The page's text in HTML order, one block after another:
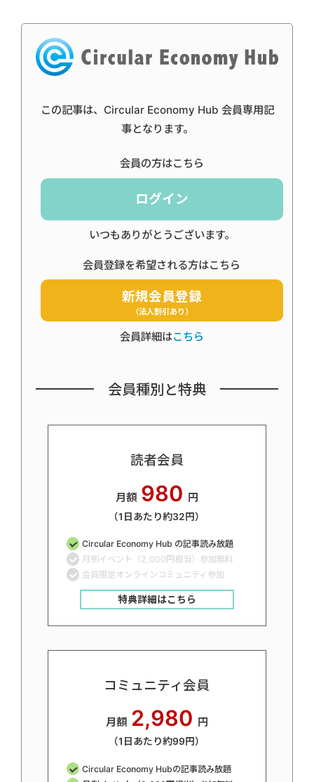
この記事は、Circular Economy Hub 会員専用記
事となります。
会員の方はこちら
ログイン
いつもありがとうございます。
会員登録を希望される方はこちら
新規会員登録
（法人割引あり）
会員詳細はこちら
会員種別と特典
読者会員
月額 980 円
（1日あたり約32円）
Circular Economy Hub の記事読み放題
月例イベント（2,000円相当）参加無料
会員限定オンラインコミュニティ参加
特典詳細はこちら
コミュニティ会員
月額 2,980 円
（1日あたり約99円）
Circular Economy Hubの記事読み放題